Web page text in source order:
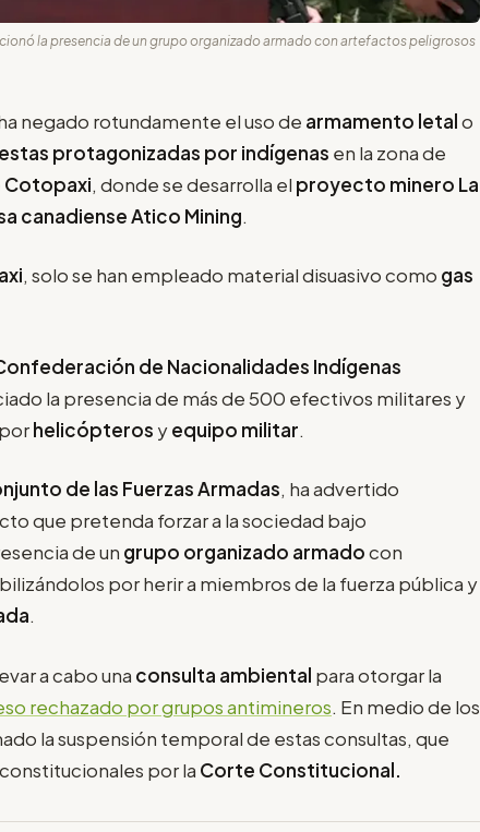
la presencia de un grupo organizado armado con artefactos peligrosos
negado rotundamente el uso de armamento letalo
protagonizadas por indígenas en la zona de
Cotopaxi, donde se desarrolla el proyecto minero La
canadiense Atico Mining.
, solo se han empleado material disuasivo como gas
de Nacionalidades Indígenas
la presencia de más de 500 efectivos militares y
helicópteros yequipo militar.
de las Fuerzas Armadas, ha advertido
que pretenda forzar a la sociedad bajo
de un grupo organizado armadocon
por herir a miembros de la fuerza pública y
.
a cabo una consulta ambiental para otorgar la
rechazado por grupos antimineros. En medio de los
la suspensión temporal de estas consultas, que
por la Corte Constitucional.